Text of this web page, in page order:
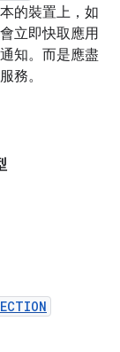
的裝置上，如
立即快取應用
知。而是應盡
務。